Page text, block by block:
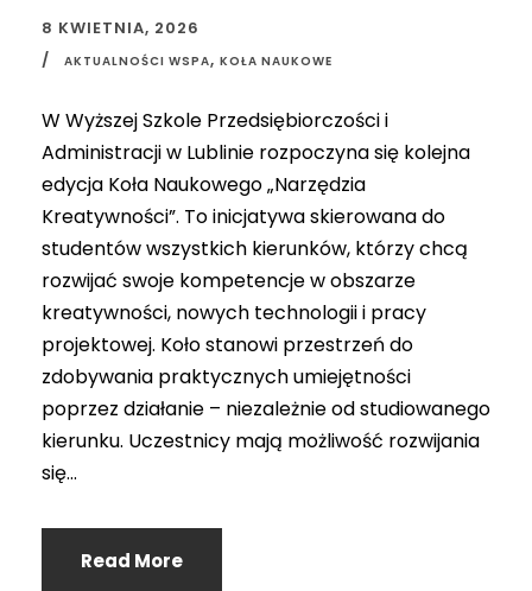
8 KWIETNIA, 2026
AKTUALNOŚCI WSPA, KOŁA NAUKOWE
W Wyższej Szkole Przedsiębiorczości i
Administracji w Lublinie rozpoczyna się kolejna
edycja Koła Naukowego „Narzędzia
Kreatywności”. To inicjatywa skierowana do
studentów wszystkich kierunków, którzy chcą
rozwijać swoje kompetencje w obszarze
kreatywności, nowych technologii i pracy
projektowej. Koło stanowi przestrzeń do
zdobywania praktycznych umiejętności
poprzez działanie – niezależnie od studiowanego
kierunku. Uczestnicy mają możliwość rozwijania
się...
Read More